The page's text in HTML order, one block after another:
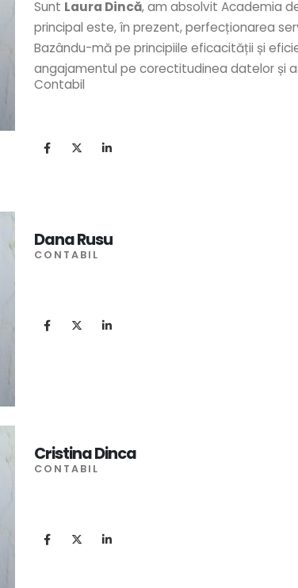
Sunt Laura Dincă, am absolvit Academia
principal este, în prezent, perfecționarea
Bazându-mă pe principiile eficacității și
angajamentul pe corectitudinea datelor și
Contabil
Dana Rusu
CONTABIL
Cristina Dinca
CONTABIL